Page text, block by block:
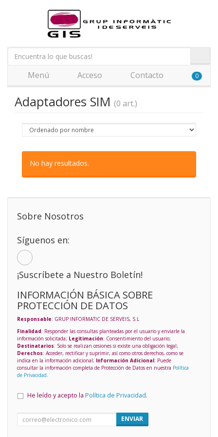
Menú Acceso Contacto 0
Adaptadores SIM (0 art.)
No hay resultados.
Sobre Nosotros
Síguenos en:
¡Suscríbete a Nuestro Boletín!
INFORMACIÓN BÁSICA SOBRE
PROTECCIÓN DE DATOS
Responsable: GRUP INFORMATIC DE SERVEIS, S.L
Finalidad: Responder las consultas planteadas por el usuario y enviarle la
información solicitada; Legitimación: Consentimiento del usuario;
Destinatarios: Solo se realizan cesiones si existe una obligación legal;
Derechos: Acceder, rectificar y suprimir, así como otros derechos, como se
indica en la información adicional; Información Adicional: Puede
consultar la información completa de Protección de Datos en nuestra Política
de Privacidad.
He leído y acepto la Política de Privacidad.
ENVIAR